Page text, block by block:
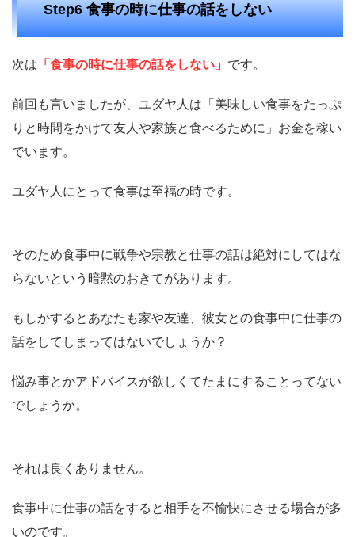
Step6 食事の時に仕事の話をしない
次は 「食事の時に仕事の話をしない」 です。
前回も言いましたが、ユダヤ人は「美味しい食事をたっぷ
りと時間をかけて友人や家族と食べるために」お金を稼い
でいます。
ユダヤ人にとって食事は至福の時です。
そのため食事中に戦争や宗教と仕事の話は絶対にしてはな
らないという暗黙のおきてがあります。
もしかするとあなたも家や友達、彼女との食事中に仕事の
話をしてしまってはないでしょうか？
悩み事とかアドバイスが欲しくてたまにすることってない
でしょうか。
それは良くありません。
食事中に仕事の話をすると相手を不愉快にさせる場合が多
いのです。